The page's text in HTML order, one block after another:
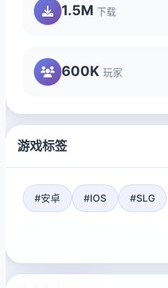
1.5M 下载
600K 玩家
游戏标签
#安卓 #IOS #SLG